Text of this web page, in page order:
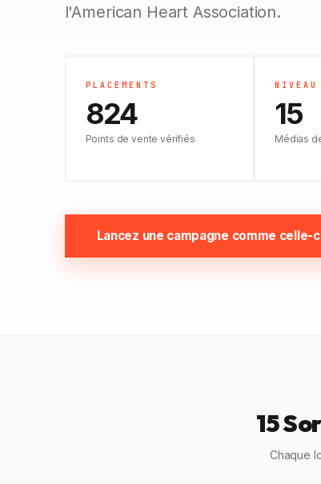
l'American Heart Association.
PLACEMENTS
824
Points de vente vérifiés
NIVEAU
15
Médias
Lancez une campagne comme celle-
15
Chaque